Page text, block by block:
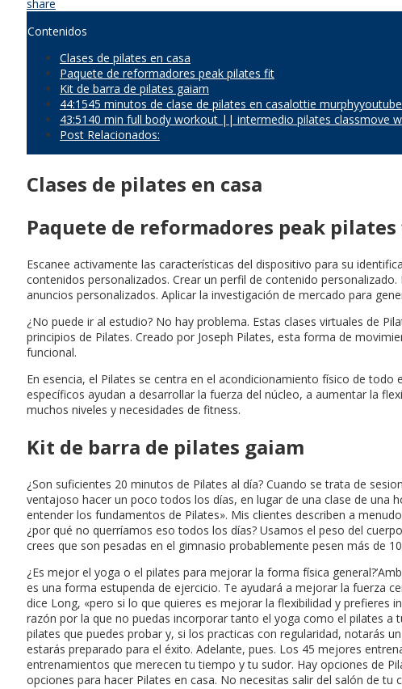
share
Contenidos
Clases de pilates en casa
Paquete de reformadores peak pilates fit
Kit de barra de pilates gaiam
44:1545 minutos de clase de pilates en casalottie
43:5140 min full body workout || intermedio pilates classmove
Post Relacionados:
Clases de pilates en casa
Paquete de reformadores peak
Escanee activamente las características del dispositivo para su
contenidos personalizados. Crear un perfil de contenido
anuncios personalizados. Aplicar la investigación de mercado para
¿No puede ir al estudio? No hay problema. Estas clases virtuales de
principios de Pilates. Creado por Joseph Pilates, esta forma de
funcional.
En esencia, el Pilates se centra en el acondicionamiento físico de
específicos ayudan a desarrollar la fuerza del núcleo, a aumentar la
muchos niveles y necesidades de fitness.
Kit de barra de pilates gaiam
¿Son suficientes 20 minutos de Pilates al día? Cuando se trata de
ventajoso hacer un poco todos los días, en lugar de una clase de una
entender los fundamentos de Pilates». Mis clientes describen a
¿por qué no querríamos eso todos los días? Usamos el peso del
crees que son pesadas en el gimnasio probablemente pesen más de
¿Es mejor el yoga o el pilates para mejorar la forma física
es una forma estupenda de ejercicio. Te ayudará a mejorar la fuerza
dice Long, «pero si lo que quieres es mejorar la flexibilidad y
razón por la que no puedas incorporar tanto el yoga como el pilates a
pilates que puedes probar y, si los practicas con regularidad, notarás
estarás preparado para el éxito. Adelante, pues. Los 45 mejores
entrenamientos que merecen tu tiempo y tu sudor. Hay opciones de
opciones para hacer Pilates en casa. No necesitas salir del salón de